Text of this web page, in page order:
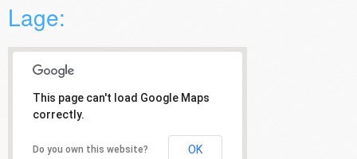
Lage:
This page can't load Google Maps
correctly.
Do you own this website? OK